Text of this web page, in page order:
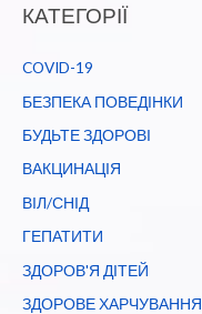
Дніпрі
медичну
інфраструктуру
КАТЕГОРІЇ
COVID-19
БЕЗПЕКА ПОВЕДІНКИ
БУДЬТЕ ЗДОРОВІ
ВАКЦИНАЦІЯ
ВІЛ/СНІД
ГЕПАТИТИ
ЗДОРОВ'Я ДІТЕЙ
ЗДОРОВЕ ХАРЧУВАННЯ